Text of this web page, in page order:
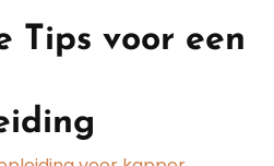
Tips voor een